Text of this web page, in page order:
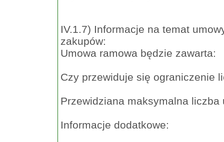
IV.1.7) Informacje na temat
zakupów:
Umowa ramowa będzie zawarta:
Czy przewiduje się ograniczenie
Przewidziana maksymalna
Informacje dodatkowe: